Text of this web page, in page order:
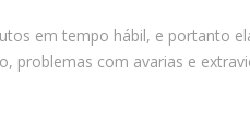
em tempo hábil, e portanto
problemas com avarias e